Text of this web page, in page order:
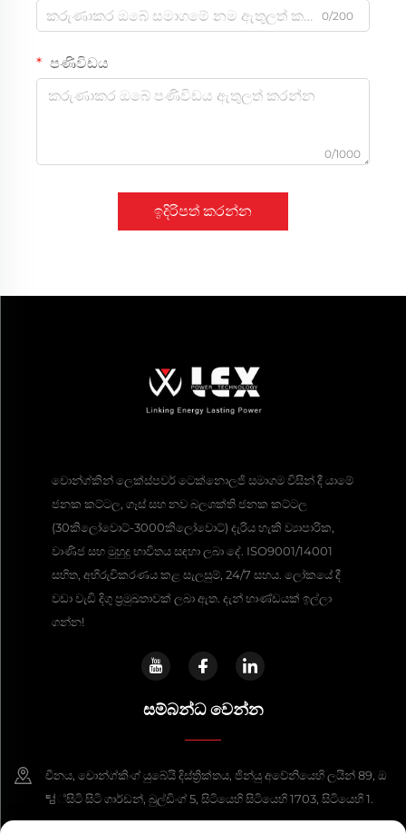
0/200
පණිවිඩය
0/1000
ඉදිරිපත් කරන්න
චොන්ග්කින් ලෙක්ස්පවර් ටෙක්නොලජි සමාගම විසින් දී යාමේ
ජනක කට්ටල, ගෑස් සහ නව බලශක්ති ජනක කට්ටල
(30කිලෝවොට්-3000කිලෝවොට්) දැරිය හැකි ව්‍යාපාරික,
වාණිජ සහ මුහුදු භාවිතය සඳහා ලබා දේ. ISO9001/14001
සහිත, අභිරුචිකරණය කළ සැලසුම්, 24/7 සහය. ලෝකයේ දී
වඩා වැඩි දිගු ප්‍රමුඛතාවක් ලබා ඇත. දැන් භාණ්ඩයක් ඉල්ලා
ගන්න!
සම්බන්ධ වෙන්න
චීනය, චොන්ග්කිංග් යුබේයි දිස්ත්‍රික්තය, ජින්යු අවේනියෙහි ලයින් 89, ඔ
텀්සිටි සිටි ගාර්ඩන්, බුල්ඩිංග් 5, සිටියෙහි සිටියෙහි 1703, සිටියෙහි 1.